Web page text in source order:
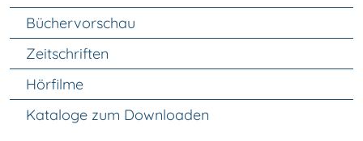
Unter Navigation
Büchervorschau
Zeitschriften
Hörfilme
Kataloge zum Downloaden